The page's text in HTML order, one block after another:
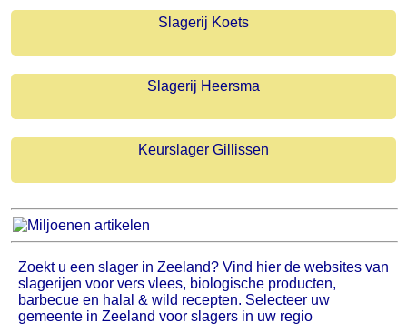
Slagerij Koets
Slagerij Heersma
Keurslager Gillissen
Zoekt u een slager in Zeeland? Vind hier de websites van
slagerijen voor vers vlees, biologische producten,
barbecue en halal & wild recepten. Selecteer uw
gemeente in Zeeland voor slagers in uw regio